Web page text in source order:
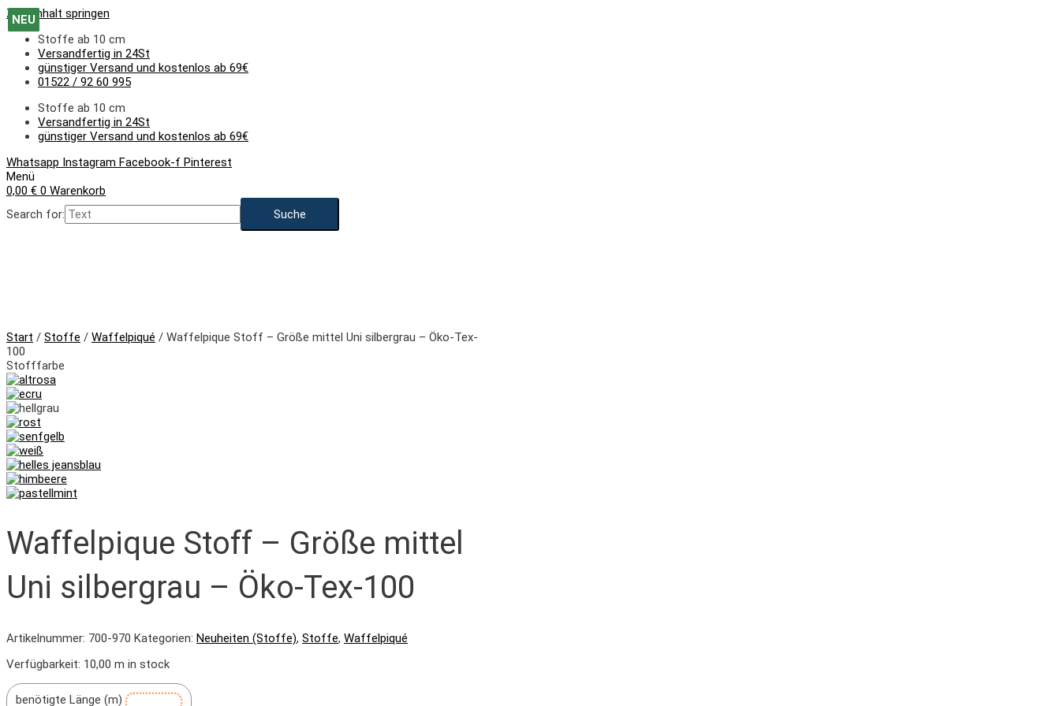
Zum Inhalt springen
Stoffe ab 10 cm
Versandfertig in 24St
günstiger Versand und kostenlos ab 69€
01522 / 92 60 995
Stoffe ab 10 cm
Versandfertig in 24St
günstiger Versand und kostenlos ab 69€
Whatsapp Instagram Facebook-f Pinterest
Menü
0,00 € 0 Warenkorb
Search for:
Start / Stoffe / Waffelpiqué / Waffelpique Stoff – Größe mittel Uni silbergrau – Öko-Tex-
100
Stofffarbe
Waffelpique Stoff – Größe mittel
Uni silbergrau – Öko-Tex-100
Artikelnummer: 700-970 Kategorien: Neuheiten (Stoffe), Stoffe, Waffelpiqué
Verfügbarkeit: 10,00 m in stock
benötigte Länge (m)
NEU
NEU
NEU
NEU
NEU
NEU
NEU
NEU